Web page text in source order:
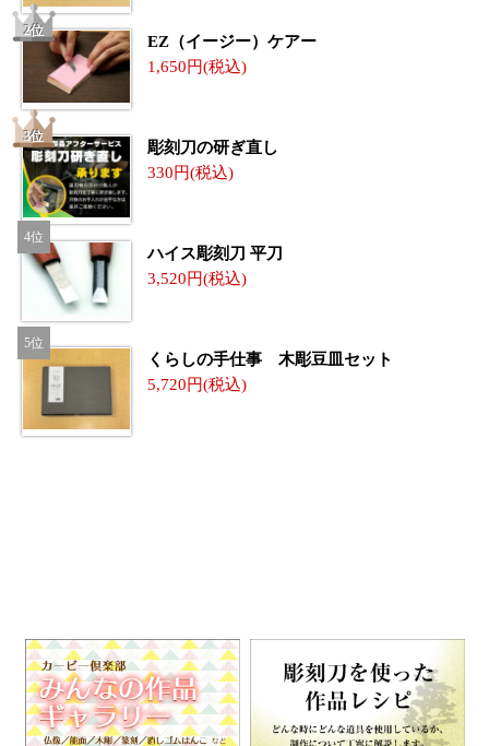
EZ（イージー）ケアー
1,650
彫刻刀の研ぎ直し
330
ハイス彫刻刀 平刀
3,520
くらしの手仕事 木彫豆皿セット
5,720